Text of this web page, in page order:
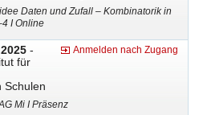
Daten und Zufall – Kombinatorik in
I Online
-
für
Schulen
Anmelden nach Zugang
Mi I Präsenz